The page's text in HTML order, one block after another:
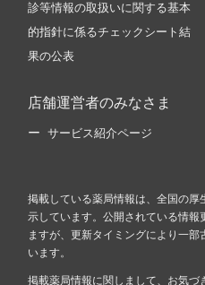
診等情報の取扱いに関する基本
的指針に係るチェックシート結
果の公表
店舗運営者のみなさま
サービス紹介ページ
掲載している薬局情報は、全国の
示しています。公開されている情
ますが、更新タイミングにより一
います。
掲載薬局情報に関しまして、お気